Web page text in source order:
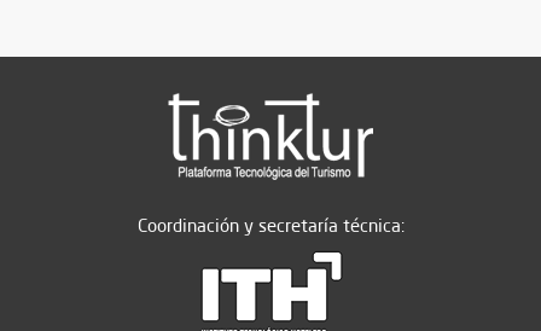
Coordinación y secretaría técnica: